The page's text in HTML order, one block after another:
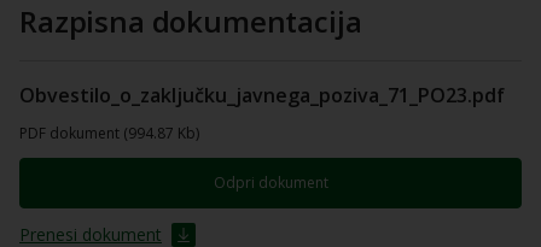
Razpisna dokumentacija
Obvestilo_o_zaključku_javnega_poziva_71_PO23.pdf
PDF dokument (994.87 Kb)
Odpri dokument
Prenesi dokument